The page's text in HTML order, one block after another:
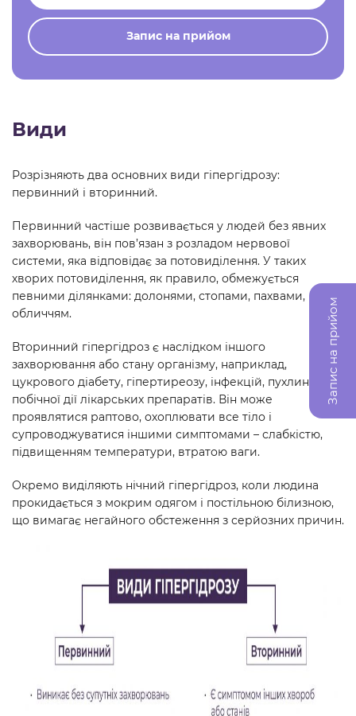
Запис на прийом
Види
Розрізняють два основних види гіпергідрозу:
первинний і вторинний.
Первинний частіше розвивається у людей без явних
захворювань, він пов’язан з розладом нервової
системи, яка відповідає за потовиділення. У таких
хворих потовиділення, як правило, обмежується
певними ділянками: долонями, стопами, пахвами,
обличчям.
Вторинний гіпергідроз є наслідком іншого
захворювання або стану організму, наприклад,
цукрового діабету, гіпертиреозу, інфекцій, пухлин,
побічної дії лікарських препаратів. Він може
проявлятися раптово, охоплювати все тіло і
супроводжуватися іншими симптомами – слабкістю,
підвищенням температури, втратою ваги.
Окремо виділяють нічний гіпергідроз, коли людина
прокидається з мокрим одягом і постільною білизною,
що вимагає негайного обстеження з серйозних причин.
Запис на прийом